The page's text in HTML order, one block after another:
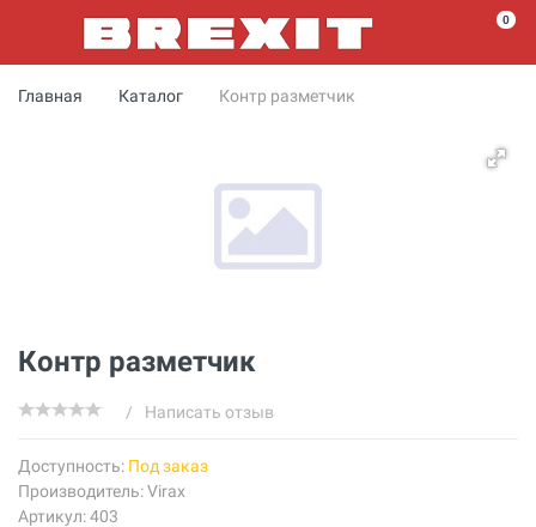
0
Главная Каталог Контр разметчик
Контр разметчик
/ Написать отзыв
Доступность: Под заказ
Производитель:Virax
Артикул: 403